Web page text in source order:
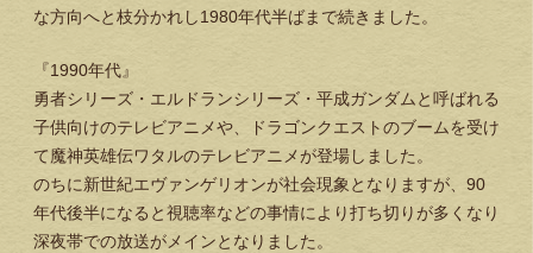
な方向へと枝分かれし1980年代半ばまで続きました。
『1990年代』
勇者シリーズ・エルドランシリーズ・平成ガンダムと呼ばれる
子供向けのテレビアニメや、ドラゴンクエストのブームを受け
て魔神英雄伝ワタルのテレビアニメが登場しました。
のちに新世紀エヴァンゲリオンが社会現象となりますが、90
年代後半になると視聴率などの事情により打ち切りが多くなり
深夜帯での放送がメインとなりました。